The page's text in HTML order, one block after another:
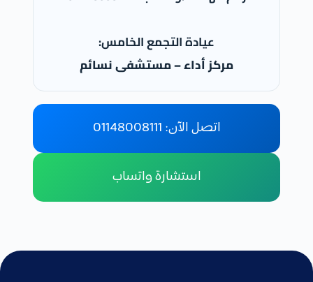
عيادة التجمع الخامس:
مركز أداء – مستشفى نسائم
اتصل الآن: 01148008111
استشارة واتساب